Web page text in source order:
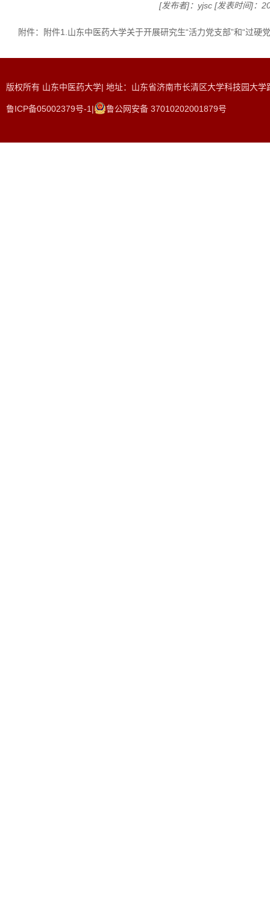
[发布者]：yjsc [发表时间]：
附件： 附件1.山东中医药大学关于开展研究生“活力党支部”和“过硬
版权所有 山东中医药大学| 地址：山东省济南市长清区大学科技园大
鲁ICP备05002379号-1| 鲁公网安备 37010202001879号